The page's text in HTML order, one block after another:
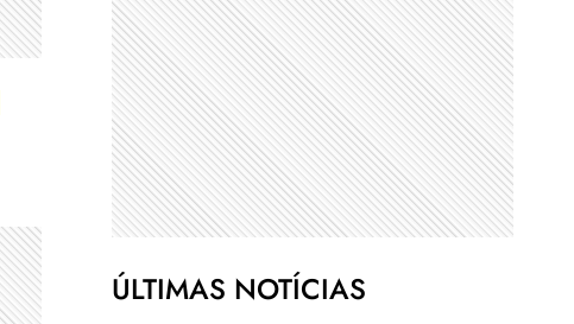
ÚLTIMAS NOTÍCIAS